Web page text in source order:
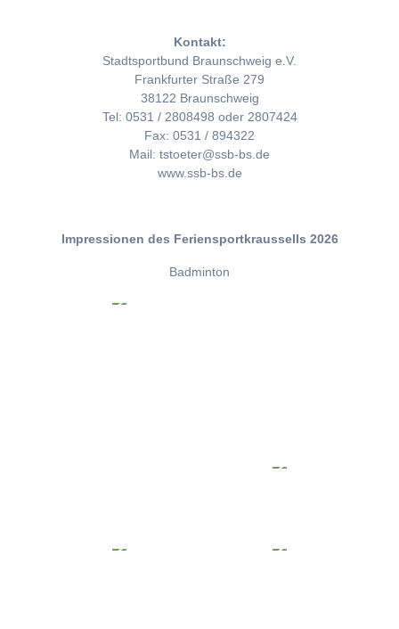
Kontakt:
Stadtsportbund Braunschweig e.V.
Frankfurter Straße 279
38122 Braunschweig
Tel: 0531 / 2808498 oder 2807424
Fax: 0531 / 894322
Mail: tstoeter@ssb-bs.de
www.ssb-bs.de
Impressionen des Feriensportkraussells 2026
Badminton